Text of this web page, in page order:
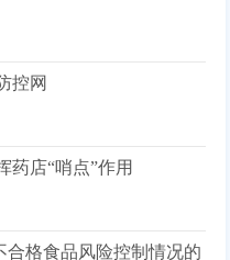
控网
药店“哨点”作用
合格食品风险控制情况的